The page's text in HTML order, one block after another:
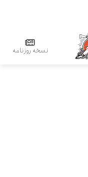
نسخه روزنامه